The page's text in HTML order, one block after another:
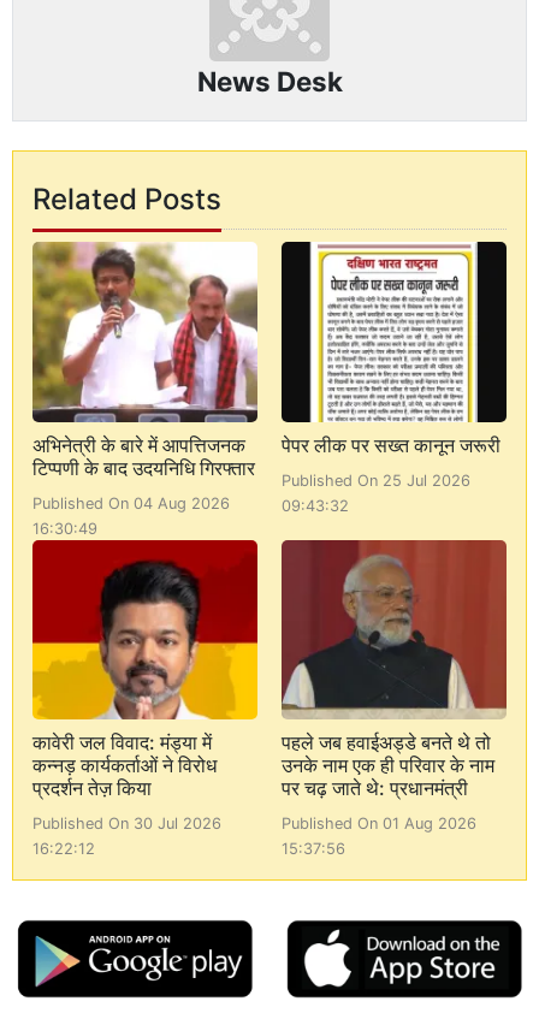
News Desk
Related Posts
अभिनेत्री के बारे में आपत्तिजनक
टिप्पणी के बाद उदयनिधि गिरफ्तार
Published On 04 Aug 2026
16:30:49
पेपर लीक पर सख्त कानून जरूरी
Published On 25 Jul 2026
09:43:32
कावेरी जल विवाद: मंड्या में
कन्नड़ कार्यकर्ताओं ने विरोध
प्रदर्शन तेज़ किया
Published On 30 Jul 2026
16:22:12
पहले जब हवाईअड्डे बनते थे तो
उनके नाम एक ही परिवार के नाम
पर चढ़ जाते थे: प्रधानमंत्री
Published On 01 Aug 2026
15:37:56